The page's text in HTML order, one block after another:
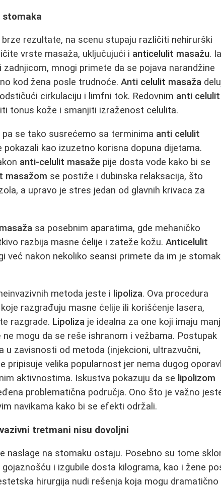
stomaka
rezultate, na scenu stupaju različiti nehirurški
vrste masaža, uključujući i anticelulit masažu.
mnogi primete da se pojava narandžine
kod žena posle trudnoće.Anti celulit masaža
cirkulaciju i limfni tok. Redovnim anti celulit
tonus kože i smanjiti izraženost celulita.
se tako susrećemo sa terminima anti celulit
pokazali kao izuzetno korisna dopuna dijetama.
anti-celulit masaže pije dosta vode kako bi se
masažom se postiže i dubinska relaksacija, što
a upravo je stres jedan od glavnih krivaca za
sa posebnim aparatima, gde mehaničko
razbija masne ćelije i zateže kožu.Anticelulit
već nakon nekoliko seansi primete da im je stomak
metoda jeste i lipoliza. Ova procedura
razgrađuju masne ćelije ili korišćenje lasera,
razgrade. Lipoliza je idealna za one koji imaju
mogu da se reše ishranom i vežbama. Postupak
u zavisnosti od metoda (injekcioni, ultrazvučni,
pripisuje velika popularnost jer nema dugog
aktivnostima. Iskustva pokazuju da se lipolizom
problematična područja. Ono što je važno
navikama kako bi se efekti održali.
tretmani nisu dovoljni
naslage na stomaku ostaju. Posebno su tome
i izgubile dosta kilograma, kao i žene
hirurgija nudi rešenja koja mogu dramatično